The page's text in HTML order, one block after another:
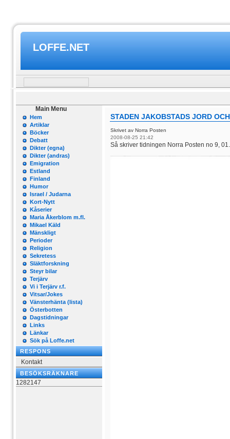
LOFFE.NET
Main Menu
Hem
Artiklar
Böcker
Debatt
Dikter (egna)
Dikter (andras)
Emigration
Estland
Finland
Humor
Israel / Judarna
Kort-Nytt
Kåserier
Maria Åkerblom m.fl.
Mikael Käld
Mänskligt
Perioder
Religion
Sekretess
Släktforskning
Steyr bilar
Terjärv
Vi i Terjärv r.f.
Vitsar/Jokes
Vänsterhänta (lista)
Österbotten
Dagstidningar
Links
Länkar
Sök på Loffe.net
RESPONS
Kontakt
BESÖKSRÄKNARE
1282147
STADEN JAKOBSTADS JORD
Skrivet av Norra Posten
2008-08-25 21:42
Så skriver tidningen Norra Posten no 9,